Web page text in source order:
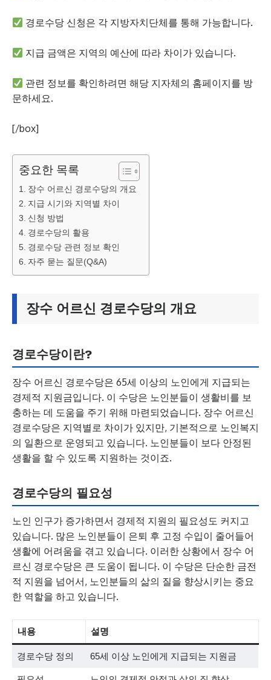
경로수당 신청은 각 지방자치단체를 통해 가능합니다.
지급 금액은 지역의 예산에 따라 차이가 있습니다.
관련 정보를 확인하려면 해당 지자체의 홈페이지를 방
문하세요.
[/box]
중요한 목록
장수 어르신 경로수당의 개요
지급 시기와 지역별 차이
신청 방법
경로수당의 활용
경로수당 관련 정보 확인
자주 묻는 질문(Q&A)
장수 어르신 경로수당의 개요
경로수당이란?
장수 어르신 경로수당은 65세 이상의 노인에게 지급되는
경제적 지원금입니다. 이 수당은 노인분들이 생활비를 보
충하는 데 도움을 주기 위해 마련되었습니다. 장수 어르신
경로수당은 지역별로 차이가 있지만, 기본적으로 노인복지
의 일환으로 운영되고 있습니다. 노인분들이 보다 안정된
생활을 할 수 있도록 지원하는 것이죠.
경로수당의 필요성
노인 인구가 증가하면서 경제적 지원의 필요성도 커지고
있습니다. 많은 노인분들이 은퇴 후 고정 수입이 줄어들어
생활에 어려움을 겪고 있습니다. 이러한 상황에서 장수 어
르신 경로수당은 큰 도움이 됩니다. 이 수당은 단순한 금전
적 지원을 넘어서, 노인분들의 삶의 질을 향상시키는 중요
한 역할을 하고 있습니다.
내용 설명
경로수당 정의 65세 이상 노인에게 지급되는 지원금